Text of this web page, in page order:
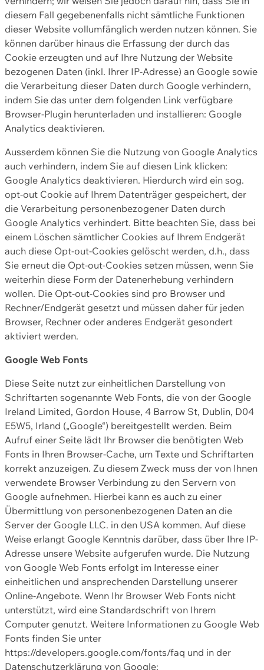
diesem Fall gegebenenfalls nicht sämtliche Funktionen
dieser Website vollumfänglich werden nutzen können. Sie
können darüber hinaus die Erfassung der durch das
Cookie erzeugten und auf Ihre Nutzung der Website
bezogenen Daten (inkl. Ihrer IP-Adresse) an Google sowie
die Verarbeitung dieser Daten durch Google verhindern,
indem Sie das unter dem folgenden Link verfügbare
Browser-Plugin herunterladen und installieren: Google
Analytics deaktivieren.
Ausserdem können Sie die Nutzung von Google Analytics
auch verhindern, indem Sie auf diesen Link klicken:
Google Analytics deaktivieren. Hierdurch wird ein sog.
opt-out Cookie auf Ihrem Datenträger gespeichert, der
die Verarbeitung personenbezogener Daten durch
Google Analytics verhindert. Bitte beachten Sie, dass bei
einem Löschen sämtlicher Cookies auf Ihrem Endgerät
auch diese Opt-out-Cookies gelöscht werden, d.h., dass
Sie erneut die Opt-out-Cookies setzen müssen, wenn Sie
weiterhin diese Form der Datenerhebung verhindern
wollen. Die Opt-out-Cookies sind pro Browser und
Rechner/Endgerät gesetzt und müssen daher für jeden
Browser, Rechner oder anderes Endgerät gesondert
aktiviert werden.
Google Web Fonts
Diese Seite nutzt zur einheitlichen Darstellung von
Schriftarten sogenannte Web Fonts, die von der Google
Ireland Limited, Gordon House, 4 Barrow St, Dublin, D04
E5W5, Irland („Google“) bereitgestellt werden. Beim
Aufruf einer Seite lädt Ihr Browser die benötigten Web
Fonts in Ihren Browser-Cache, um Texte und Schriftarten
korrekt anzuzeigen. Zu diesem Zweck muss der von Ihnen
verwendete Browser Verbindung zu den Servern von
Google aufnehmen. Hierbei kann es auch zu einer
Übermittlung von personenbezogenen Daten an die
Server der Google LLC. in den USA kommen. Auf diese
Weise erlangt Google Kenntnis darüber, dass über Ihre IP-
Adresse unsere Website aufgerufen wurde. Die Nutzung
von Google Web Fonts erfolgt im Interesse einer
einheitlichen und ansprechenden Darstellung unserer
Online-Angebote. Wenn Ihr Browser Web Fonts nicht
unterstützt, wird eine Standardschrift von Ihrem
Computer genutzt. Weitere Informationen zu Google Web
Fonts finden Sie unter
https://developers.google.com/fonts/faq und in der
Datenschutzerklärung von Google: